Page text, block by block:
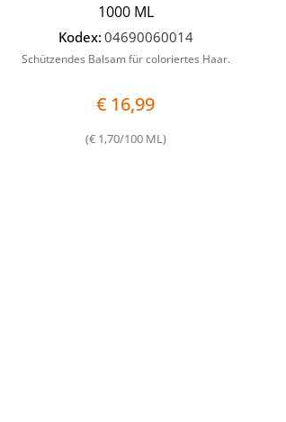
1000 ML
Kodex: 04690060014
Schützendes Balsam für coloriertes Haar.
€ 16,99
(€ 1,70/100 ML)